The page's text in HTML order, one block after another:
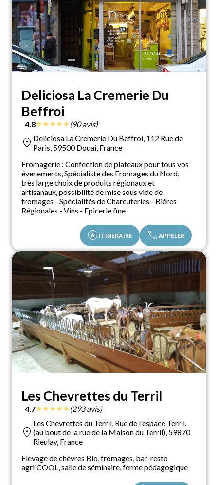
Deliciosa La Cremerie Du
Beffroi
4.8★★★★★(90 avis)
location_on Deliciosa La Cremerie Du Beffroi, 112 Rue de
Paris, 59500 Douai, France
Fromagerie : Confection de plateaux pour tous vos
évenements, Spécialiste des Fromages du Nord,
très large choix de produits régionaux et
artisanaux, possibilité de mise sous vide de
fromages - Spécialités de Charcuteries - Bières
Régionales - Vins - Epicerie fine.
assistant_navigation ITINÉRAIRE call APPELER
Les Chevrettes du Terril
4.7★★★★★(293 avis)
location_on
Les Chevrettes du Terril, Rue de l'espace Terril,
(au bout de la rue de la Maison du Terril), 59870
Rieulay, France
Elevage de chèvres Bio, fromages, bar-resto
agri'COOL, salle de séminaire, ferme pédagogique